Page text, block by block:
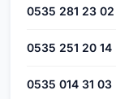
0535 281 23 02
0535 251 20 14
0535 014 31 03